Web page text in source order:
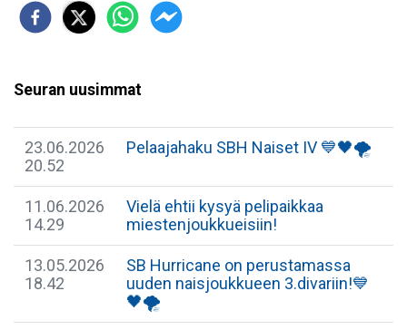
Seuran uusimmat
23.06.2026
20.52
Pelaajahaku SBH Naiset IV 💙🖤🌪
11.06.2026
14.29
Vielä ehtii kysyä pelipaikkaa
miestenjoukkueisiin!
13.05.2026
18.42
SB Hurricane on perustamassa
uuden naisjoukkueen 3.divariin!💙
🖤🌪